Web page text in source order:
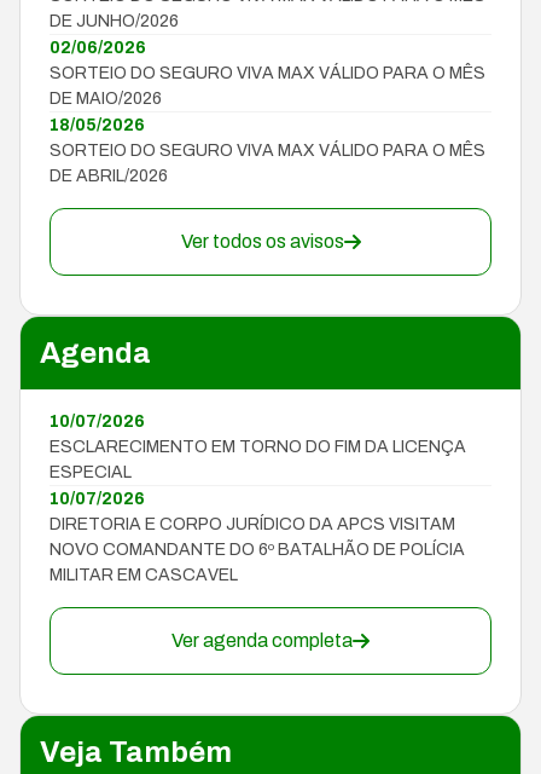
DE JUNHO/2026
02/06/2026
SORTEIO DO SEGURO VIVA MAX VÁLIDO PARA O MÊS
DE MAIO/2026
18/05/2026
SORTEIO DO SEGURO VIVA MAX VÁLIDO PARA O MÊS
DE ABRIL/2026
Ver todos os avisos
Agenda
10/07/2026
ESCLARECIMENTO EM TORNO DO FIM DA LICENÇA
ESPECIAL
10/07/2026
DIRETORIA E CORPO JURÍDICO DA APCS VISITAM
NOVO COMANDANTE DO 6º BATALHÃO DE POLÍCIA
MILITAR EM CASCAVEL
Ver agenda completa
Veja Também